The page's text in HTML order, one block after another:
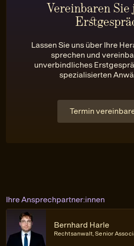
Vereinbaren
Lassen Sie uns über Ihre
sprechen und
unverbindliches
spezialisierten
Termin
Ihre Ansprechpartner:innen
Bernhard Harle
Rechtsanwalt, Senior